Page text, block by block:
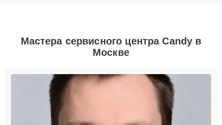
Мастера сервисного центра Candy в
Москве